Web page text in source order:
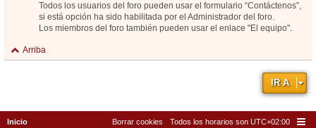
Todos los usuarios del foro pueden usar el formulario “Contáctenos”,
si está opción ha sido habilitada por el Administrador del foro.
Los miembros del foro también pueden usar el enlace "El equipo".
Arriba
IR A
Inicio Todos los horarios son UTC+02:00
Borrar cookies